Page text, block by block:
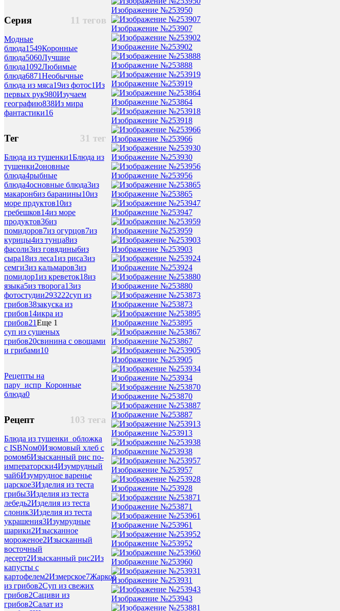
11 тегов
Серия
Модные
блюда1549Коронные
блюда5060Лучшие
блюда1092Любимые
блюда6871Необычные
блюда из мяса19из фотос1Из
первых рук980Изучаем
географию838Из мира
фантастики16
31 тег
Тег
Блюда из тушенки1Блюда из
тушенки2оновные
блюда4рыбные
блюда4основные блюда3из
макарон6из баранины10из
море прдуктов10из
гребешков14из море
продуктов36из
помидоров7из огурцов7из
курицы4из тунца8из
фасоли3из говядины6из
сыра18из леса1из риса3из
семги3из кальмаров3из
помидор1из креветок18из
языка5из творога13из
фотостудии293222суп из
грибов38закуска из
грибов14икра из
грибов21Еще 1
суп из сушеных
грибов20свинина с овощами
и грибами10
Рецепты на
пару_испр_Коронные
блюда0
103 тега
Рецепт
Блюда из тушенки_обложка
с ISBNом0Изюмовый хлеб с
ромом6Изысканный рис по-
императорски4Изумрудный
чай6Изумрудное варенье
царское3Изделия из теста
грибы3Изделия из теста
лебедь2Изделия из теста
слоник3Изделия из теста
украшения3Изумрудные
шарики2Изысканное
мороженое2Изысканный
восточный
десерт2Изысканный рис2Из
капусты с
картофелем2Измерское7Жаркое
из грибов2Суп из свежих
грибов2Сациви из
грибов2Салат из
Изображение №253950
Изображение №253907
Изображение №253902
Изображение №253888
Изображение №253919
Изображение №253864
Изображение №253918
Изображение №253966
Изображение №253930
Изображение №253956
Изображение №253865
Изображение №253947
Изображение №253959
Изображение №253903
Изображение №253924
Изображение №253880
Изображение №253873
Изображение №253895
Изображение №253867
Изображение №253905
Изображение №253934
Изображение №253870
Изображение №253887
Изображение №253913
Изображение №253938
Изображение №253957
Изображение №253928
Изображение №253871
Изображение №253961
Изображение №253952
Изображение №253960
Изображение №253931
Изображение №253943